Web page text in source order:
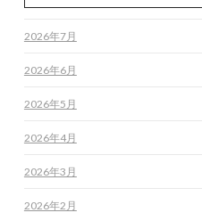
2026年7月
2026年6月
2026年5月
2026年4月
2026年3月
2026年2月